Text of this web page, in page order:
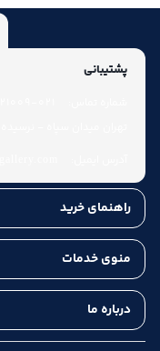
پشتیبانی
راهنمای خرید
منوی خدمات
درباره ما